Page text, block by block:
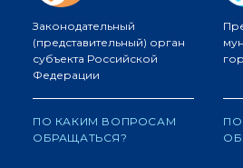
Законодательный
(представительный) орган
субъекта Российской
Федерации
ПО КАКИМ ВОПРОСАМ
ОБРАЩАТЬСЯ?